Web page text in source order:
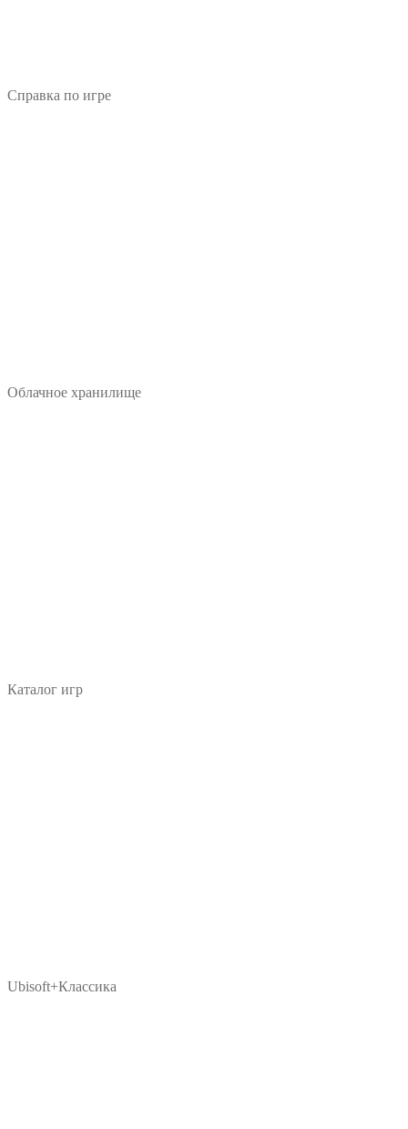
Справка по игре
Облачное хранилище
Каталог игр
Ubisoft+Классика